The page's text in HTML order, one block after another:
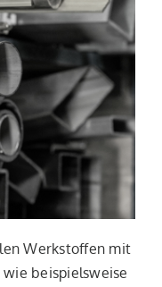
Werkstoffen mit
beispielsweise